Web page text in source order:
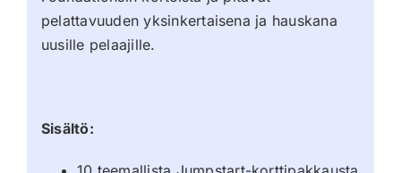
pelattavuuden yksinkertaisena ja hauskana
uusille pelaajille.
Sisältö: